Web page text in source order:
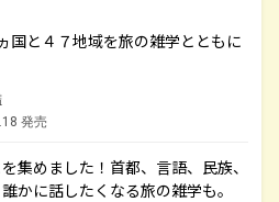
国と４７地域を旅の雑学とともに
発売
集めました！首都、言語、民族、
かに話したくなる旅の雑学も。